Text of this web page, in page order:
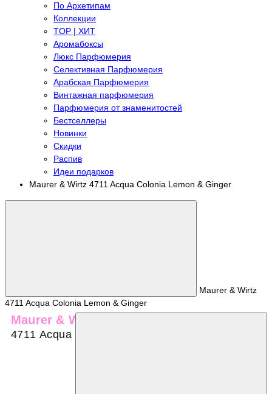
По Архетипам
Коллекции
TOP | ХИТ
Аромабоксы
Люкс Парфюмерия
Селективная Парфюмерия
Арабская Парфюмерия
Винтажная парфюмерия
Парфюмерия от знаменитостей
Бестселлеры
Новинки
Скидки
Распив
Идеи подарков
Maurer & Wirtz 4711 Acqua Colonia Lemon & Ginger
Maurer & Wirtz
4711 Acqua Colonia Lemon & Ginger
Maurer & Wirtz
4711 Acqua Colonia Lemon & Ginger